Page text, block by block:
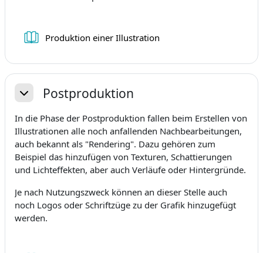
Produktion einer Illustration
Sažmi Postproduktion
In die Phase der Postproduktion fallen beim Erstellen von
Illustrationen alle noch anfallenden Nachbearbeitungen,
auch bekannt als "Rendering". Dazu gehören zum
Beispiel das hinzufügen von Texturen, Schattierungen
und Lichteffekten, aber auch Verläufe oder Hintergründe.
Je nach Nutzungszweck können an dieser Stelle auch
noch Logos oder Schriftzüge zu der Grafik hinzugefügt
werden.